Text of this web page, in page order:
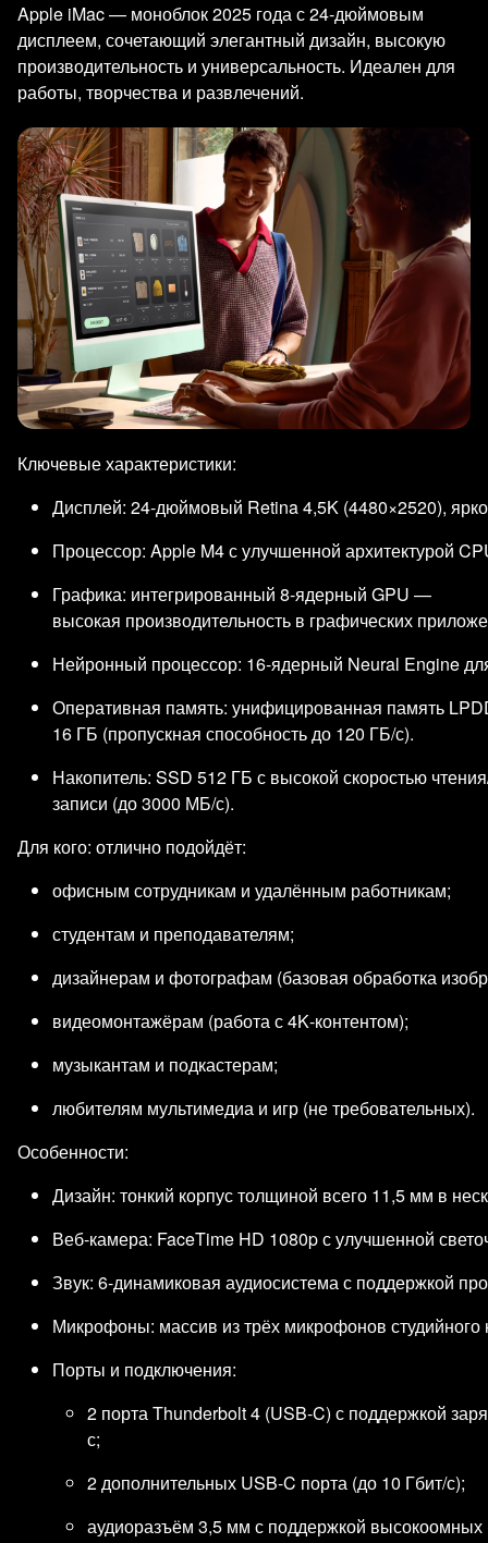
Apple iMac — моноблок 2025 года с 24‑дюймовым
дисплеем, сочетающий элегантный дизайн, высокую
производительность и универсальность. Идеален для
работы, творчества и развлечений.
Ключевые характеристики:
Дисплей: 24‑дюймовый Retina 4,5K (4480×2520),
Процессор: Apple M4 с улучшенной архитектурой
Графика: интегрированный 8‑ядерный GPU —
высокая производительность в графических
Нейронный процессор: 16‑ядерный Neural Engine
Оперативная память: унифицированная память
16 ГБ (пропускная способность до 120 ГБ/с).
Накопитель: SSD 512 ГБ с высокой скоростью
записи (до 3000 МБ/с).
Для кого: отлично подойдёт:
офисным сотрудникам и удалённым работникам;
студентам и преподавателям;
дизайнерам и фотографам (базовая обработка
видеомонтажёрам (работа с 4K‑контентом);
музыкантам и подкастерам;
любителям мультимедиа и игр (не требовательных).
Особенности:
Дизайн: тонкий корпус толщиной всего 11,5 мм в
Веб‑камера: FaceTime HD 1080p с улучшенной
Звук: 6‑динамиковая аудиосистема с поддержкой
Микрофоны: массив из трёх микрофонов студийного
Порты и подключения:
2 порта Thunderbolt 4 (USB‑C) с поддержкой
с;
2 дополнительных USB‑C порта (до 10 Гбит/с);
аудиоразъём 3,5 мм с поддержкой